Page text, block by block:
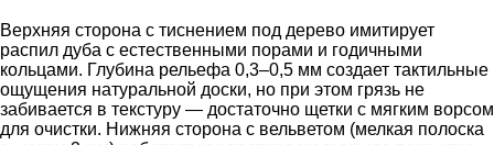
Верхняя сторона с тиснением под дерево имитирует
распил дуба с естественными порами и годичными
кольцами. Глубина рельефа 0,3–0,5 мм создает тактильные
ощущения натуральной доски, но при этом грязь не
забивается в текстуру — достаточно щетки с мягким ворсом
для очистки. Нижняя сторона с вельветом (мелкая полоска